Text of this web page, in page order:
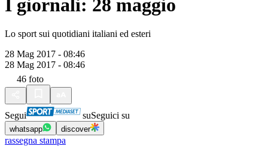
I giornali: 28 maggio
Lo sport sui quotidiani italiani ed esteri
28 Mag 2017 - 08:46
28 Mag 2017 - 08:46
46 foto
Segui suSeguici su
whatsapp discover
rassegna stampa